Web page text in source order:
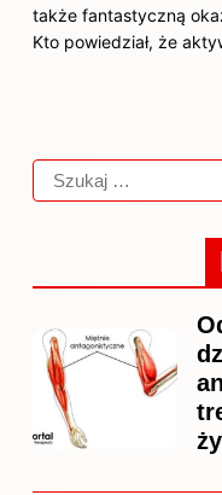
także fantastyczną
Kto powiedział, że